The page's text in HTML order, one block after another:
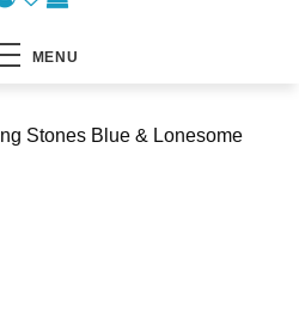
MENU
Stones Blue & Lonesome